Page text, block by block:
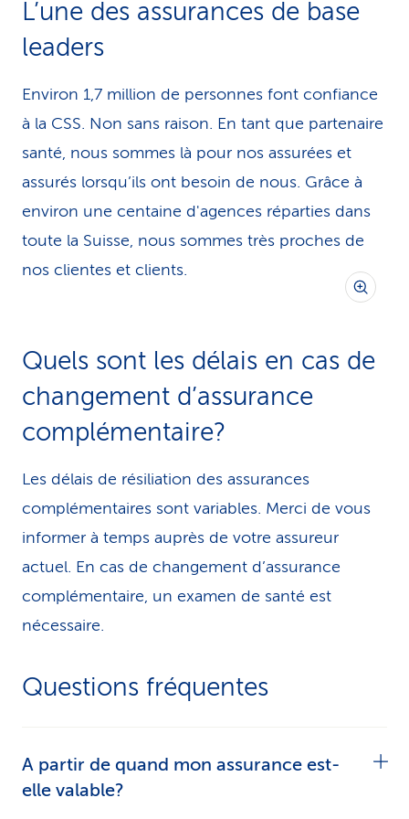
L’une des assurances de base
leaders
Environ 1,7 million de personnes font confiance
à la CSS. Non sans raison. En tant que partenaire
santé, nous sommes là pour nos assurées et
assurés lorsqu’ils ont besoin de nous. Grâce à
environ une centaine d'agences réparties dans
toute la Suisse, nous sommes très proches de
nos clientes et clients.
Quels sont les délais en cas de
changement d’assurance
complémentaire?
Les délais de résiliation des assurances
complémentaires sont variables. Merci de vous
informer à temps auprès de votre assureur
actuel. En cas de changement d’assurance
complémentaire, un examen de santé est
nécessaire.
Questions fréquentes
A partir de quand mon assurance est-
elle valable?